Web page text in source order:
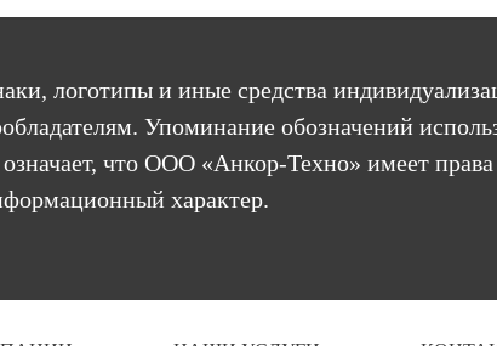
логотипы и иные средства
Упоминание обозначений
что ООО «Анкор-Техно» имеет
характер.